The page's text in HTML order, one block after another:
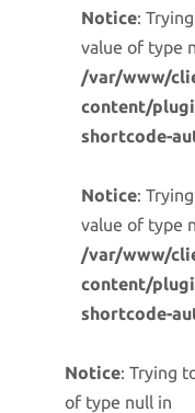
Notice:
value of type
/var/www/
content/
shortcode-
Notice:
value of type
/var/www/
content/
shortcode-
Notice: Trying
of type null in